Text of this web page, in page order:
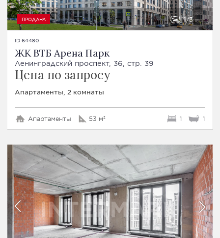
ПРОДАНА 1 3
ID 64480
ЖК ВТБ Арена Парк
Ленинградский проспект, 36, стр. 39
Цена по запросу
Апартаменты, 2 комнаты
Апартаменты 53 м² 1 1